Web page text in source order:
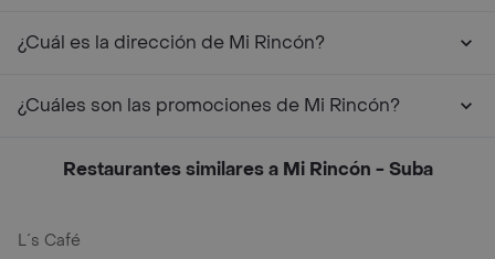
¿Cuál es la dirección de Mi Rincón?
¿Cuáles son las promociones de Mi Rincón?
Restaurantes similares a Mi Rincón - Suba
L´s Café